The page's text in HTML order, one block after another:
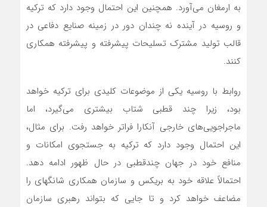
به ارمغان‌‌‌ می‌آورد. همچنین این احتمال وجود دارد که ترکیه
و روسیه در آینده نه چندان دور در زمینه صنایع دفاعی در
قالب تولید مشترک تسلیحات پیشرفته و پیشرفته همکاری
کنند.
روابط با روسیه یکی از موضوعات کلیدی برای ترکیه خواهد
بود، زیرا چند قطبی شتاب بیشتری‌‌‌ می‌گیرد، اما
ماجراجویی‌‌‌‌های خارجی آنکارا فراتر خواهد رفت. برای مثال،
این احتمال وجود دارد که ترکیه به جستجوی امکانات و
منافع خود در جهان چندقطبی در حال ظهور ادامه دهد.
احتمالاً علاقه خود به بریکس و سازمان همکاری شانگهای را
مضاعف خواهد کرد و تا جایی که بتواند رهبری سازمان